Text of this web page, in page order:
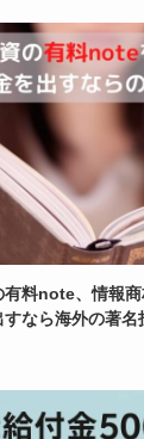
有料note、情報
すなら海外の著